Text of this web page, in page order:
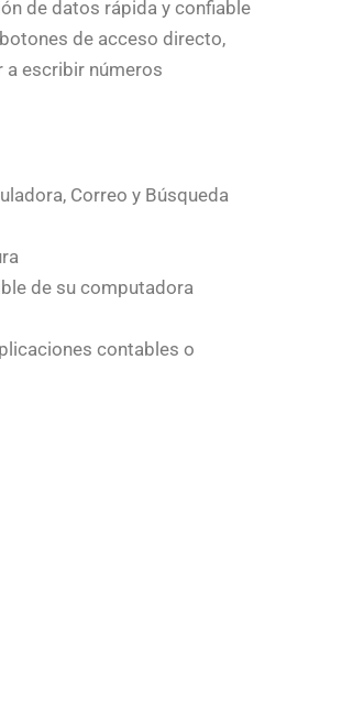
de datos rápida y confiable
de acceso directo,
a escribir números
Correo y Búsqueda
de su computadora
contables o